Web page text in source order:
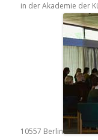
in der Akademie der
10557 Berlin